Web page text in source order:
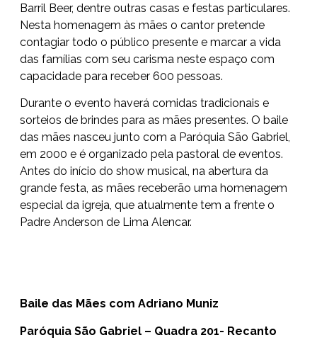
Barril Beer, dentre outras casas e festas particulares.
Nesta homenagem às mães o cantor pretende
contagiar todo o público presente e marcar a vida
das famílias com seu carisma neste espaço com
capacidade para receber 600 pessoas.
Durante o evento haverá comidas tradicionais e
sorteios de brindes para as mães presentes. O baile
das mães nasceu junto com a Paróquia São Gabriel,
em 2000 e é organizado pela pastoral de eventos.
Antes do início do show musical, na abertura da
grande festa, as mães receberão uma homenagem
especial da igreja, que atualmente tem a frente o
Padre Anderson de Lima Alencar.
Baile das Mães com Adriano Muniz
Paróquia São Gabriel – Quadra 201- Recanto